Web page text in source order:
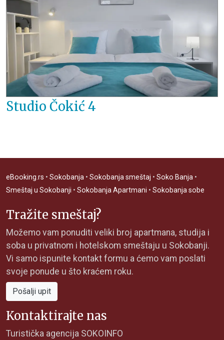
Studio Čokić 4
eBooking.rs • Sokobanja • Sokobanja smeštaj • Soko Banja •
Smeštaj u Sokobanji • Sokobanja Apartmani • Sokobanja sobe
Tražite smeštaj?
Možemo vam ponuditi veliki broj apartmana, studija i
soba u privatnom i hotelskom smeštaju u Sokobanji.
Vi samo ispunite kontakt formu a ćemo vam poslati
svoje ponude u što kraćem roku.
Pošalji upit
Kontaktirajte nas
Turistička agencija SOKOINFO